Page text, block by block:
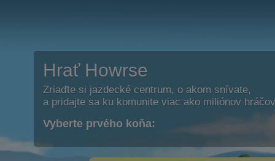
Hrať Howrse
Zriaďte si jazdecké centrum, o akom snívate,
a pridajte sa ku komunite viac ako miliónov
Vyberte prvého koňa: